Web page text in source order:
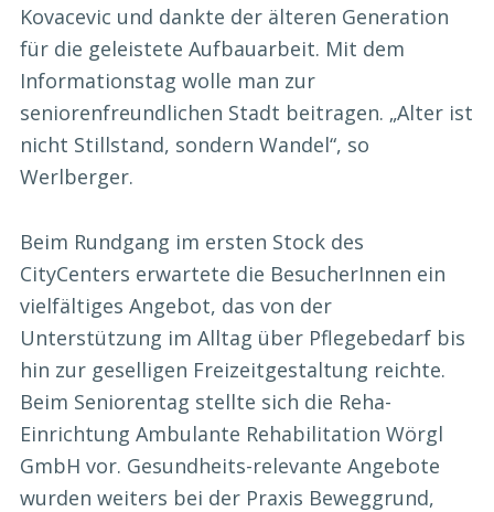
Kovacevic und dankte der älteren Generation
für die geleistete Aufbauarbeit. Mit dem
Informationstag wolle man zur
seniorenfreundlichen Stadt beitragen. „Alter ist
nicht Stillstand, sondern Wandel“, so
Werlberger.
Beim Rundgang im ersten Stock des
CityCenters erwartete die BesucherInnen ein
vielfältiges Angebot, das von der
Unterstützung im Alltag über Pflegebedarf bis
hin zur geselligen Freizeitgestaltung reichte.
Beim Seniorentag stellte sich die Reha-
Einrichtung Ambulante Rehabilitation Wörgl
GmbH vor. Gesundheits-relevante Angebote
wurden weiters bei der Praxis Beweggrund,